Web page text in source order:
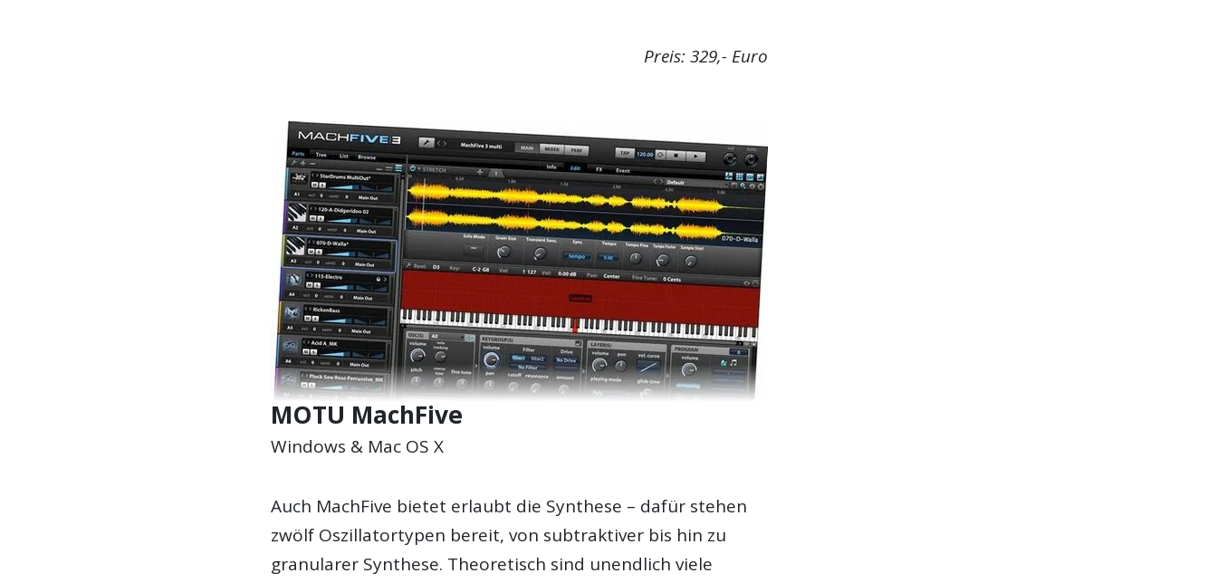
Preis: 329,- Euro
MOTU MachFive
Windows & Mac OS X
Auch MachFive bietet erlaubt die Synthese – dafür stehen
zwölf Oszillatortypen bereit, von subtraktiver bis hin zu
granularer Synthese. Theoretisch sind unendlich viele